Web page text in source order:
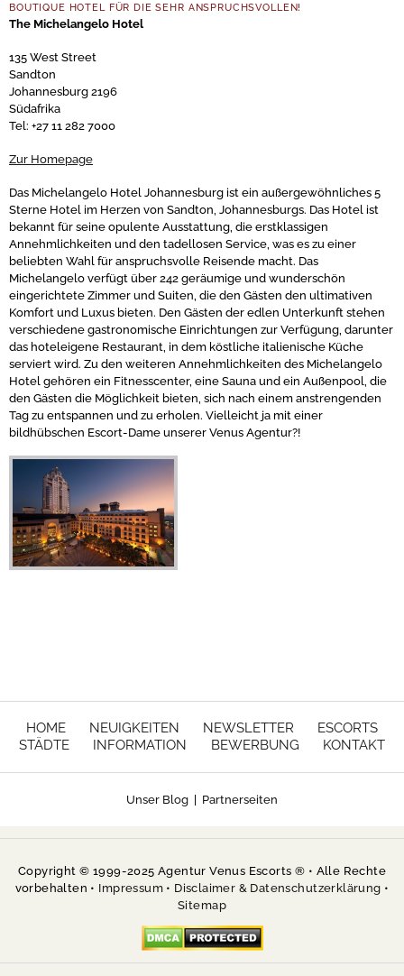
BOUTIQUE HOTEL FÜR DIE SEHR ANSPRUCHSVOLLEN!
The Michelangelo Hotel
135 West Street
Sandton
Johannesburg 2196
Südafrika
Tel: +27 11 282 7000
Zur Homepage
Das Michelangelo Hotel Johannesburg ist ein außergewöhnliches 5
Sterne Hotel im Herzen von Sandton, Johannesburgs. Das Hotel ist
bekannt für seine opulente Ausstattung, die erstklassigen
Annehmlichkeiten und den tadellosen Service, was es zu einer
beliebten Wahl für anspruchsvolle Reisende macht. Das
Michelangelo verfügt über 242 geräumige und wunderschön
eingerichtete Zimmer und Suiten, die den Gästen den ultimativen
Komfort und Luxus bieten. Den Gästen der edlen Unterkunft stehen
verschiedene gastronomische Einrichtungen zur Verfügung, darunter
das hoteleigene Restaurant, in dem köstliche italienische Küche
serviert wird. Zu den weiteren Annehmlichkeiten des Michelangelo
Hotel gehören ein Fitnesscenter, eine Sauna und ein Außenpool, die
den Gästen die Möglichkeit bieten, sich nach einem anstrengenden
Tag zu entspannen und zu erholen. Vielleicht ja mit einer
bildhübschen Escort-Dame unserer Venus Agentur?!
HOME NEUIGKEITEN NEWSLETTER
ESCORTS
STÄDTE
INFORMATION BEWERBUNG KONTAKT
Unser Blog Partnerseiten
Copyright © 1999-2025 Agentur Venus Escorts ® • Alle Rechte
vorbehalten • Impressum• Disclaimer & Datenschutzerklärung •
Sitemap